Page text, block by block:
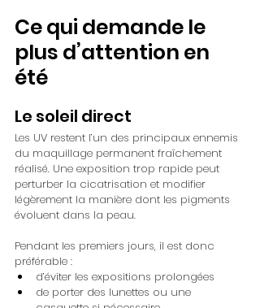
Ce qui demande le
plus d’attention en
été
Le soleil direct
Les UV restent l’un des principaux ennemis
du maquillage permanent fraîchement
réalisé. Une exposition trop rapide peut
perturber la cicatrisation et modifier
légèrement la manière dont les pigments
évoluent dans la peau.
Pendant les premiers jours, il est donc
préférable :
d’éviter les expositions prolongées
de porter des lunettes ou une